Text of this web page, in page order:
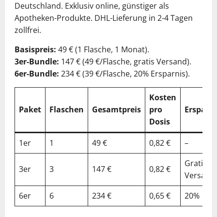
Deutschland. Exklusiv online, günstiger als
Apotheken-Produkte. DHL-Lieferung in 2-4 Tagen
zollfrei.
Basispreis: 49 € (1 Flasche, 1 Monat).
3er-Bundle: 147 € (49 €/Flasche, gratis Versand).
6er-Bundle: 234 € (39 €/Flasche, 20% Ersparnis).
Paket Flaschen Gesamtpreis
Kosten
pro
Dosis
1er 1 49 € 0,82 € –
3er 3 147 € 0,82 €
Gratis
Versand
6er
6 234 € 0,65 € 20%